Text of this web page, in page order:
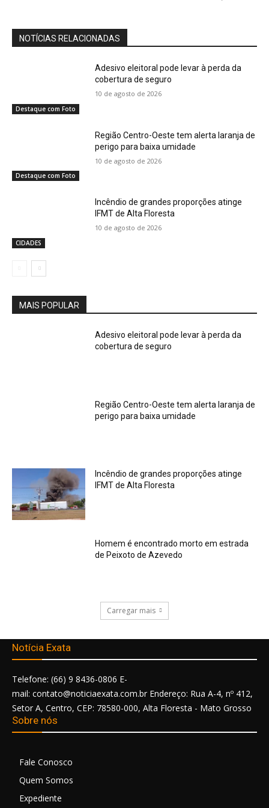
NOTÍCIAS RELACIONADAS
Destaque com Foto
Adesivo eleitoral pode levar à perda da
cobertura de seguro
10 de agosto de 2026
Destaque com Foto
Região Centro-Oeste tem alerta laranja de
perigo para baixa umidade
10 de agosto de 2026
CIDADES
Incêndio de grandes proporções atinge
IFMT de Alta Floresta
10 de agosto de 2026
MAIS POPULAR
Adesivo eleitoral pode levar à perda da
cobertura de seguro
Região Centro-Oeste tem alerta laranja de
perigo para baixa umidade
Incêndio de grandes proporções atinge
IFMT de Alta Floresta
Homem é encontrado morto em estrada
de Peixoto de Azevedo
Carregar mais
Notícia Exata
Telefone: (66) 9 8436-0806 E-
mail: contato@noticiaexata.com.br Endereço: Rua A-4, nº 412,
Setor A, Centro, CEP: 78580-000, Alta Floresta - Mato Grosso
Sobre nós
Fale Conosco
Quem Somos
Expediente